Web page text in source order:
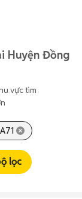
Huyện Đồng
vực tìm
lọc